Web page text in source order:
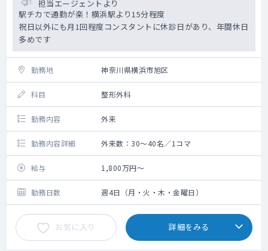
担当エージェントより
駅チカで通勤が楽！横浜駅より15分程度
祝日以外にも月1回程度コンスタントに休診日があり、年間休日
多めです
勤務地 神奈川県横浜市旭区
科目 整形外科
勤務内容 外来
勤務内容詳細 外来数：30～40名／1コマ
給与 1,800万円～
勤務日数 週4日（月・火・木・金曜日）
お気に入り 詳細をみる